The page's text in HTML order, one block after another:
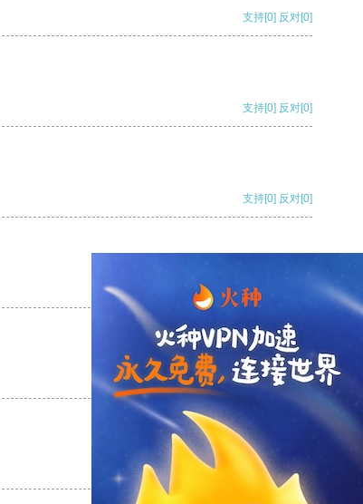
支持[0] 反对[0]
支持[0] 反对[0]
支持[0] 反对[0]
支持
支持[0] 反对[0]
支持[0] 反对[0]